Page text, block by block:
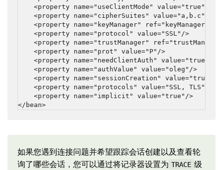
    <property name="useClientMode" value="true"/>
    <property name="cipherSuites" value="a,b.c"/>
    <property name="keyManager" ref="keyManager"/>
    <property name="protocol" value="SSL"/>
<property name="trustManager"
    <property name="prot" value="P"/>
    <property name="needClientAuth" value="true"/>
    <property name="authValue" value="oleg"/>
    <property name="sessionCreation" value="true"/>
    <property name="protocols" value="SSL, TLS"/>
    <property name="implicit" value="true"/>
</bean>
如果您遇到连接问题并希望跟踪会话创建以及查看轮
询了哪些会话，您可以通过将记录器设置为 TRACE 级